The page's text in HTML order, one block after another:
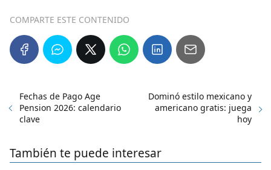
COMPARTE ESTE CONTENIDO
Fechas de Pago Age
Pension 2026: calendario
clave
Dominó estilo mexicano y
americano gratis: juega
hoy
También te puede interesar